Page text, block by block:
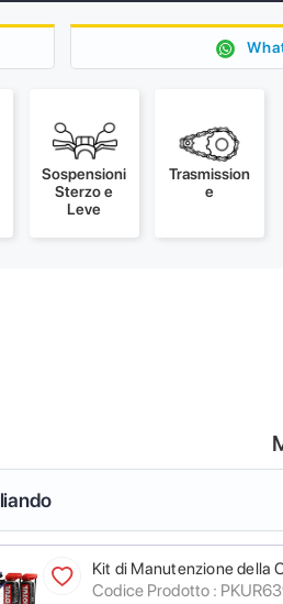
Sospensioni
Sterzo e
Leve
Trasmission
e
Kit di Manutenzione della
Codice Prodotto :